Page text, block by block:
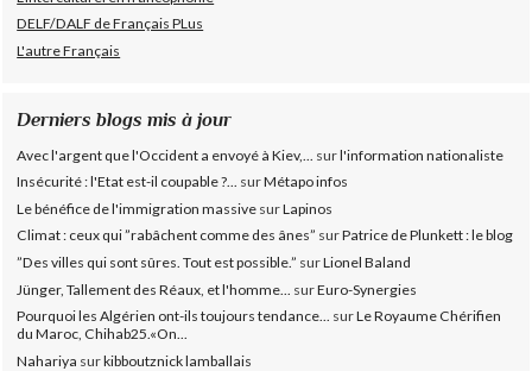
DELF/DALF de Français PLus
L'autre Français
Derniers blogs mis à jour
Avec l'argent que l'Occident a envoyé à Kiev,... surl'information nationaliste
Insécurité : l'Etat est-il coupable ?... surMétapo infos
Le bénéfice de l'immigration massive surLapinos
Climat : ceux qui ”rabâchent comme des ânes” surPatrice de Plunkett : le blog
”Des villes qui sont sûres. Tout est possible.” surLionel Baland
Jünger, Tallement des Réaux, et l'homme...
surEuro-Synergies
Pourquoi les Algérien ont-ils toujours tendance... surLe Royaume Chérifien
du Maroc, Chihab25.«On...
Nahariya surkibboutznick lamballais